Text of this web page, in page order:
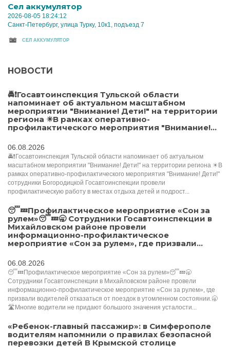
Cел аккумулятор
2026-08-05 18:24:12
Санкт-Петербург, улица Турку, 10к1, подъезд 7
CЕЛ АККУМУЛЯТОР
НОВОСТИ
🚔❗Госавтоинспекция Тульской области
напоминает об актуальном масштабном
мероприятии "Внимание! Дети!" на территории
региона ☀В рамках оперативно-
профилактического мероприятия "Внимание!...
06.08.2026
🚔❗Госавтоинспекция Тульской области напоминает об актуальном
масштабном мероприятии "Внимание! Дети!" на территории региона ☀В
рамках оперативно-профилактического мероприятия "Внимание! Дети!"
сотрудники Богородицкой Госавтоинспекции провели
профилактическую работу в местах отдыха детей и подрост...
😴💤Профилактическое мероприятие «Сон за
рулем»😴💤🥱 Сотрудники Госавтоинспекции в
Михайловском районе провели
информационно-профилактическое
мероприятие «Сон за рулем», где призвали...
06.08.2026
😴💤Профилактическое мероприятие «Сон за рулем»😴💤🥱
Сотрудники Госавтоинспекции в Михайловском районе провели
информационно-профилактическое мероприятие «Сон за рулем», где
призвали водителей отказаться от поездок в утомленном состоянии.🥱
🛣️Многие водители не придают большого значения усталости...
«Ребенок-главный пассажир»: в Симферополе
водителям напомнили о правилах безопасной
перевозки детей В Крымской столице